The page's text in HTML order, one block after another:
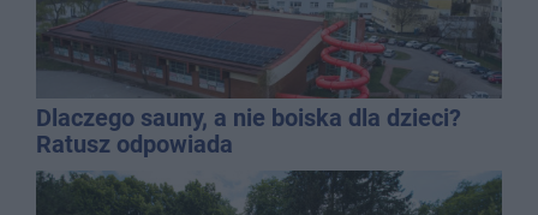
Dlaczego sauny, a nie boiska dla dzieci?
Ratusz odpowiada